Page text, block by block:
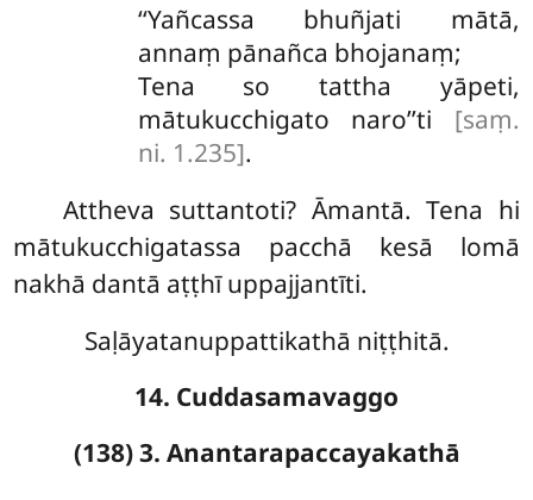
‘‘Yañcassa bhuñjati mātā,
annaṃ pānañca bhojanaṃ;
Tena so tattha yāpeti,
mātukucchigato naro’’ti [saṃ.
ni. 1.235].
Attheva suttantoti? Āmantā. Tena hi
mātukucchigatassa pacchā kesā lomā
nakhā dantā aṭṭhī uppajjantīti.
Saḷāyatanuppattikathā niṭṭhitā.
14. Cuddasamavaggo
(138) 3. Anantarapaccayakathā